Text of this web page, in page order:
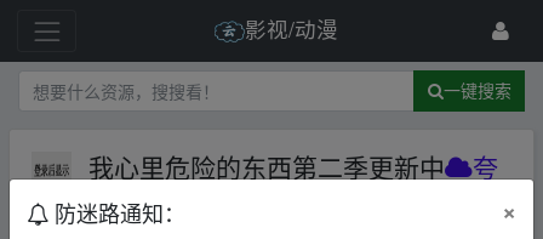
影视/动漫
一键搜索
我心里危险的东西第二季更新中
夸
克网盘
防迷路通知： ×